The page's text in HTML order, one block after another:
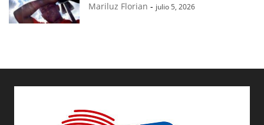
Mariluz Florian - julio 5, 2026